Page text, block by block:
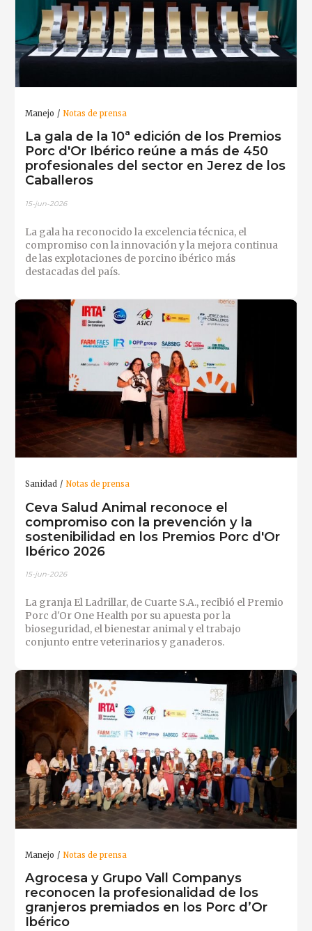
Manejo Notas de prensa
La gala de la 10ª edición de los Premios
Porc d'Or Ibérico reúne a más de 450
profesionales del sector en Jerez de los
Caballeros
15-jun-2026
La gala ha reconocido la excelencia técnica, el
compromiso con la innovación y la mejora continua
de las explotaciones de porcino ibérico más
destacadas del país.
Sanidad Notas de prensa
Ceva Salud Animal reconoce el
compromiso con la prevención y la
sostenibilidad en los Premios Porc d'Or
Ibérico 2026
15-jun-2026
La granja El Ladrillar, de Cuarte S.A., recibió el Premio
Porc d'Or One Health por su apuesta por la
bioseguridad, el bienestar animal y el trabajo
conjunto entre veterinarios y ganaderos.
Manejo Notas de prensa
Agrocesa y Grupo Vall Companys
reconocen la profesionalidad de los
granjeros premiados en los Porc d’Or
Ibérico